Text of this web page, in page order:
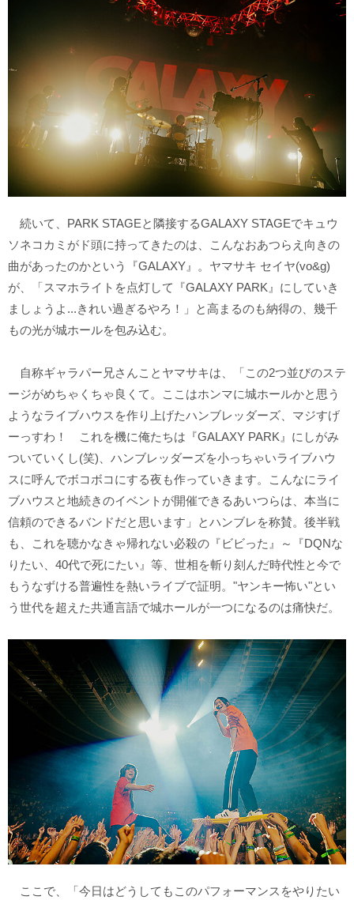
続いて、PARK STAGEと隣接するGALAXY STAGEでキュウ
ソネコカミがド頭に持ってきたのは、こんなおあつらえ向きの
曲があったのかという『GALAXY』。ヤマサキ セイヤ(vo&g)
が、「スマホライトを点灯して『GALAXY PARK』にしていき
ましょうよ...きれい過ぎるやろ！」と高まるのも納得の、幾千
もの光が城ホールを包み込む。
自称ギャラパー兄さんことヤマサキは、「この2つ並びのステ
ージがめちゃくちゃ良くて。ここはホンマに城ホールかと思う
ようなライブハウスを作り上げたハンブレッダーズ、マジすげ
ーっすわ！ これを機に俺たちは『GALAXY PARK』にしがみ
ついていくし(笑)、ハンブレッダーズを小っちゃいライブハウ
スに呼んでボコボコにする夜も作っていきます。こんなにライ
ブハウスと地続きのイベントが開催できるあいつらは、本当に
信頼のできるバンドだと思います」とハンブレを称賛。後半戦
も、これを聴かなきゃ帰れない必殺の『ビビった』～『DQNな
りたい、40代で死にたい』等、世相を斬り刻んだ時代性と今で
もうなずける普遍性を熱いライブで証明。"ヤンキー怖い"とい
う世代を超えた共通言語で城ホールが一つになるのは痛快だ。
ここで、「今日はどうしてもこのパフォーマンスをやりたい